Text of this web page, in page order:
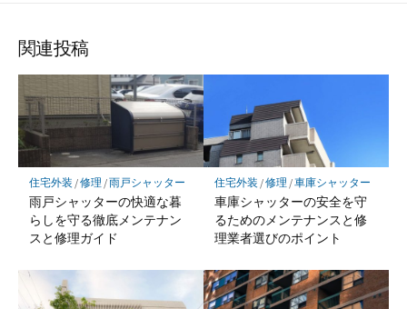
関連投稿
住宅外装 /修理 /雨戸シャッター
雨戸シャッターの快適な暮
らしを守る徹底メンテナン
スと修理ガイド
住宅外装 /修理 /車庫シャッター
車庫シャッターの安全を守
るためのメンテナンスと修
理業者選びのポイント